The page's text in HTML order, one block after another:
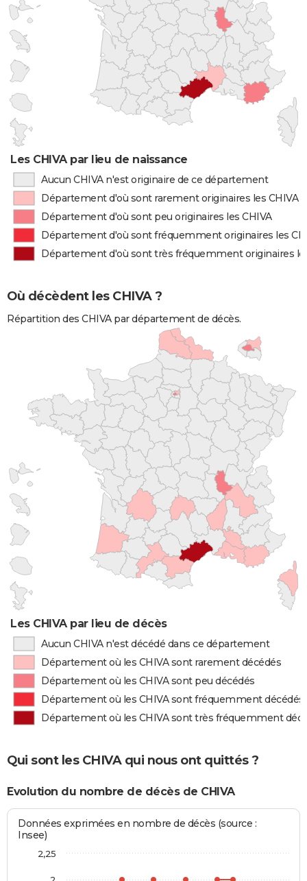
Les CHIVA par lieu de naissance
Aucun CHIVA n'est originaire de ce département
Département d'où sont rarement originaires les CHIVA
Département d'où sont peu originaires les CHIVA
Département d'où sont fréquemment originaires les
Département d'où sont très fréquemment originaires
Où décèdent les CHIVA ?
Répartition des CHIVA par département de décès.
Les CHIVA par lieu de décès
Aucun CHIVA n'est décédé dans ce département
Département où les CHIVA sont rarement décédés
Département où les CHIVA sont peu décédés
Département où les CHIVA sont fréquemment décédés
Département où les CHIVA sont très fréquemment
Qui sont les CHIVA qui nous ont quittés ?
Evolution du nombre de décès de CHIVA
Données exprimées en nombre de décès (source :
Insee)
2,25